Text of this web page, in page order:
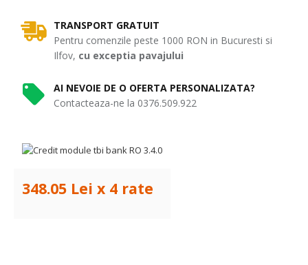
TRANSPORT GRATUIT
Pentru comenzile peste 1000 RON in Bucuresti si
Ilfov, cu exceptia pavajului
AI NEVOIE DE O OFERTA PERSONALIZATA?
Contacteaza-ne la 0376.509.922
348.05 Lei x 4 rate